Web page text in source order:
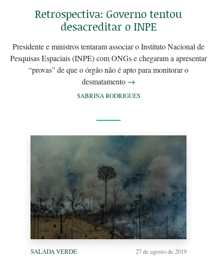
Retrospectiva: Governo tentou
desacreditar o INPE
Presidente e ministros tentaram associar o Instituto Nacional de
Pesquisas Espaciais (INPE) com ONGs e chegaram a apresentar
“provas” de que o órgão não é apto para monitorar o
desmatamento →
SABRINA RODRIGUES
SALADA VERDE 27 de agosto de 2019